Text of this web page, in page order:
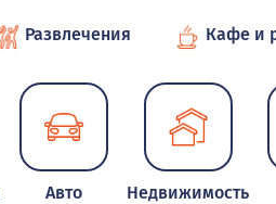
Развлечения Кафе и
Авто Недвижимость